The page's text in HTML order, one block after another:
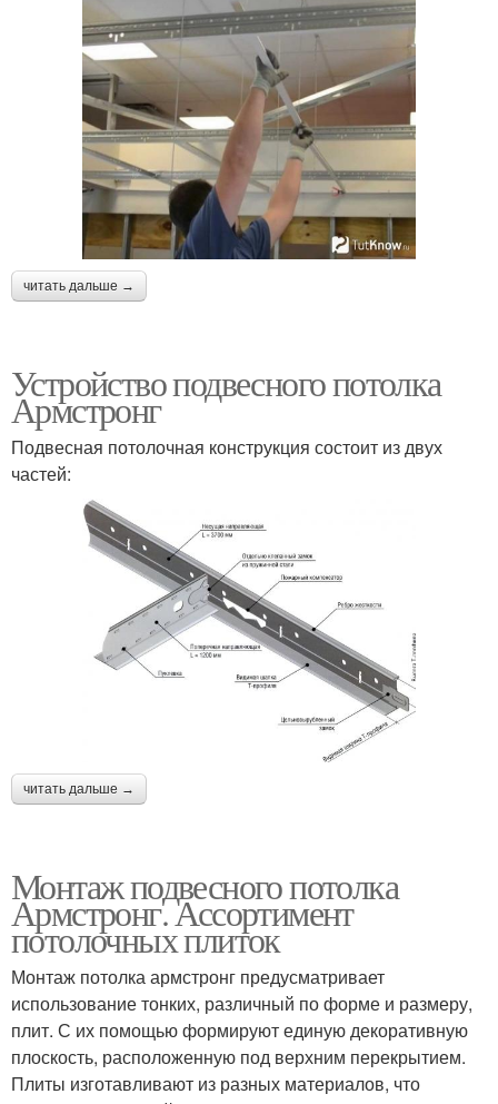
читать дальше →
Устройство подвесного потолка
Армстронг
Подвесная потолочная конструкция состоит из двух
частей:
читать дальше →
Монтаж подвесного потолка
Армстронг. Ассортимент
потолочных плиток
Монтаж потолка армстронг предусматривает
использование тонких, различный по форме и размеру,
плит. С их помощью формируют единую декоративную
плоскость, расположенную под верхним перекрытием.
Плиты изготавливают из разных материалов, что